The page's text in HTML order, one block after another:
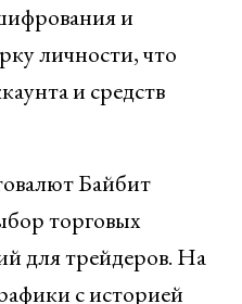
и
личности, что
и средств
Байбит
торговых
для трейдеров. На
с историей